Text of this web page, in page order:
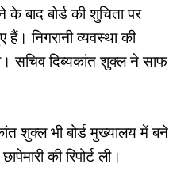
बाद बोर्ड की शुचिता पर
निगरानी व्यवस्था की
सचिव दिब्यकांत शुक्ल ने साफ
शुक्ल भी बोर्ड मुख्यालय में बने
की रिपोर्ट ली।